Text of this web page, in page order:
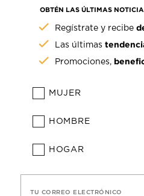
OBTÉN LAS ÚLTIMAS
Regístrate y recibe
Las últimas
Promociones,
MUJER
HOMBRE
HOGAR
TU CORREO ELECTRÓNICO